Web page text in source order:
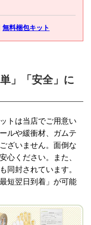
無料梱包キット
、査定フォームから画像
ルで確認し、梱包キット
。梱包キットは送料無料
。
イLINE査定」を友だちに
トフォンなどのカメラで
ゃの写真をトーク中に送
で確認し、梱包キットを
梱包キットは送料無料で
」「安全」に
トは当店でご用意い
ルや緩衝材、ガムテ
ざいません。面倒な
心ください。また、
同封されています。
短翌日到着」が可能